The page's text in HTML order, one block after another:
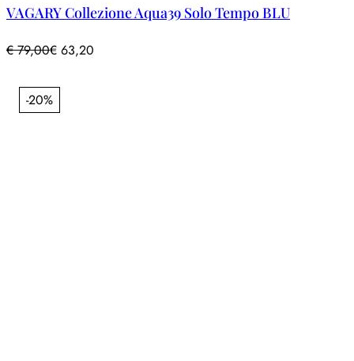
VAGARY Collezione Aqua39 Solo Tempo BLU
€79,00€ 63,20
-20%